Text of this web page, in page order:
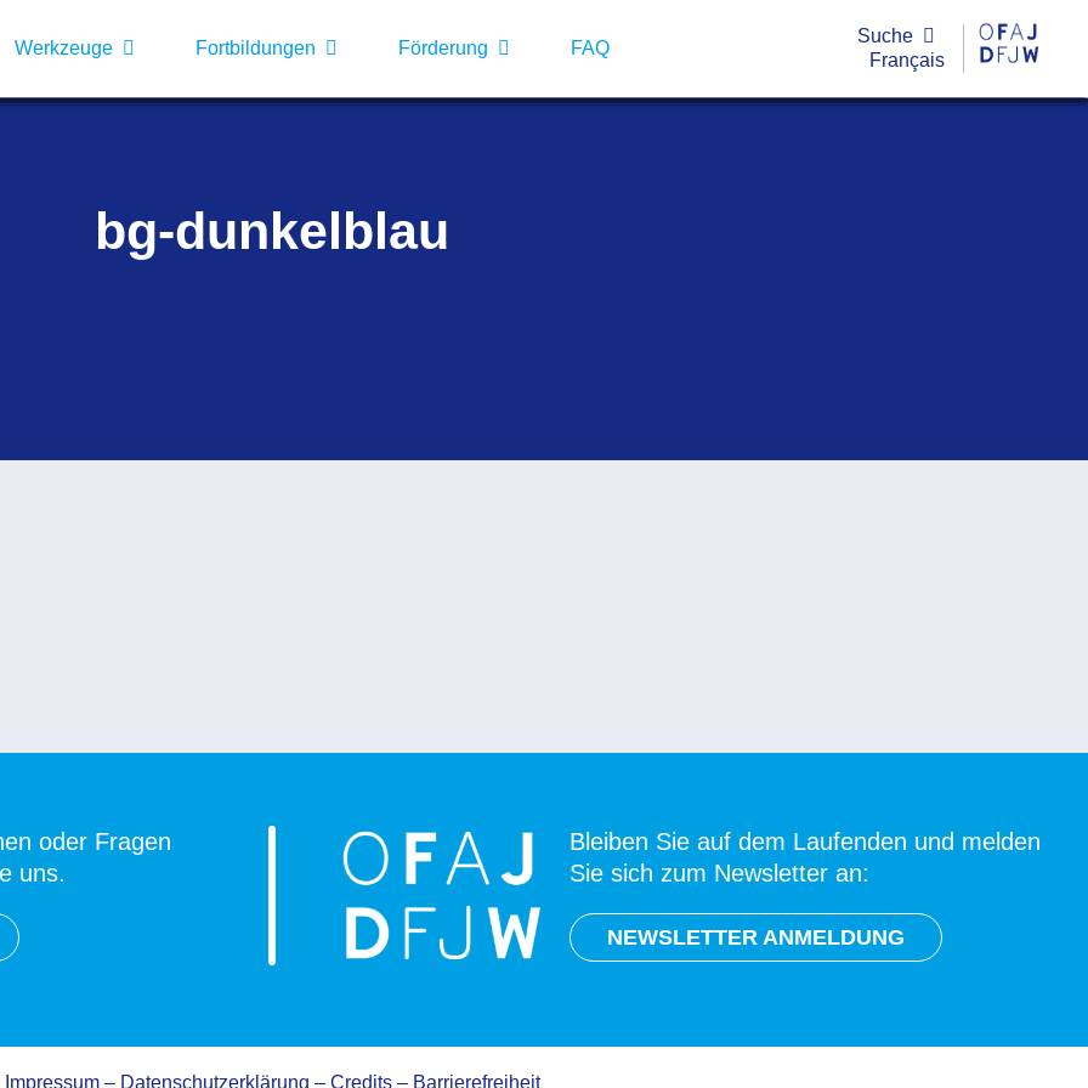
Werkzeuge Fortbildungen Förderung FAQ
Suche
Français
bg-dunkelblau
oder Fragen
uns.
Bleiben Sie auf dem Laufenden und melden
Sie sich zum Newsletter an:
NEWSLETTER ANMELDUNG
Impressum– Datenschutzerklärung – Credits– Barrierefreiheit